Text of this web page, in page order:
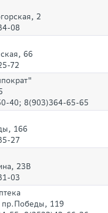
2
08
66
72
40; 8(903)364-65-65
166
27
23В
03
пр.Победы, 119